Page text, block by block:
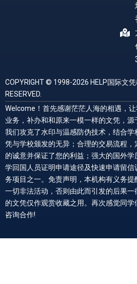
COPYRIGHT © 1998-2026 HELP国际文
RESERVED.
Welcome！首先感谢茫茫人海的相遇，
业务，补办和和原来一模一样的文凭，源
我们攻克了水印与温感防伪技术，结合
凭与学校颁发的无异；合理的交易流程
的诚意并保证了您的利益；强大的国外
学回国人员证明申请途径及快速申请留
务项目之一。免责声明，本机构有义务
一切非法活动，否则由此而引发的后果
的文凭仅作观赏收藏之用。再次感觉同
咨询合作!